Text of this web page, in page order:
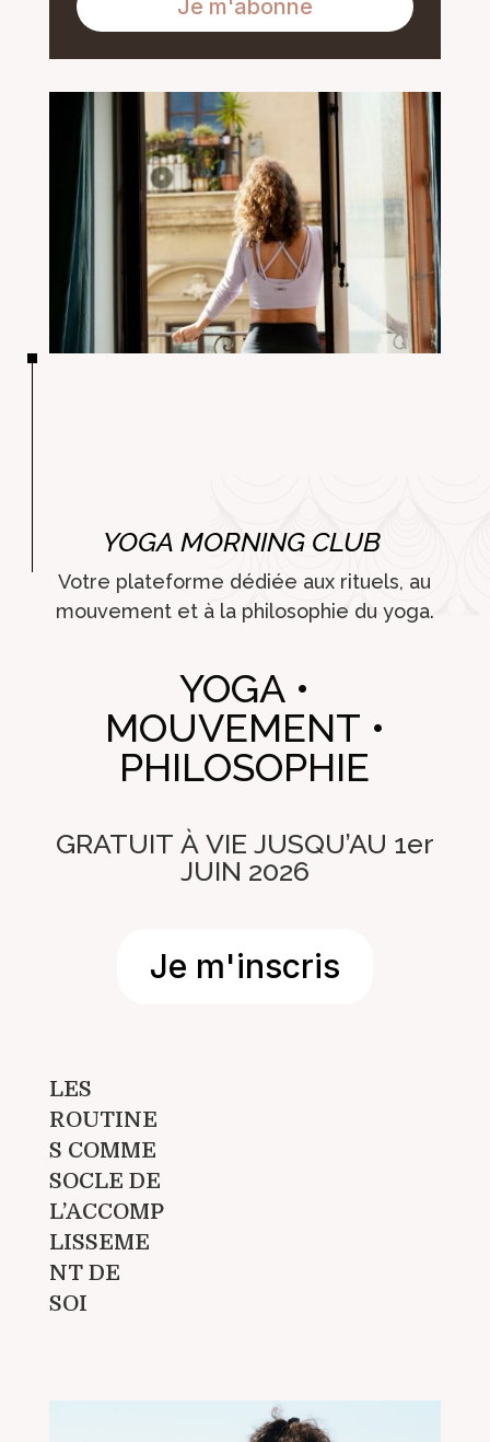
Je m'abonne
YOGA MORNING CLUB
Votre plateforme dédiée aux rituels, au
mouvement et à la philosophie du yoga.
YOGA •
MOUVEMENT •
PHILOSOPHIE
GRATUIT À VIE JUSQU’AU 1er
JUIN 2026
Je m'inscris
LES
ROUTINE
S COMME
SOCLE DE
L’ACCOMP
LISSEME
NT DE
SOI